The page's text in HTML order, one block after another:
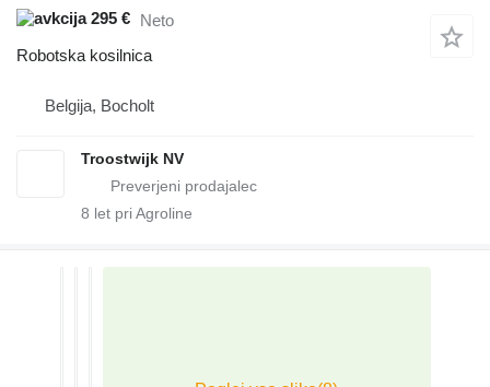
295 € Neto
Robotska kosilnica
Belgija, Bocholt
Troostwijk NV
8 let pri Agroline